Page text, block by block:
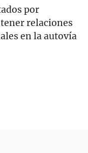
por
relaciones
en la autovía